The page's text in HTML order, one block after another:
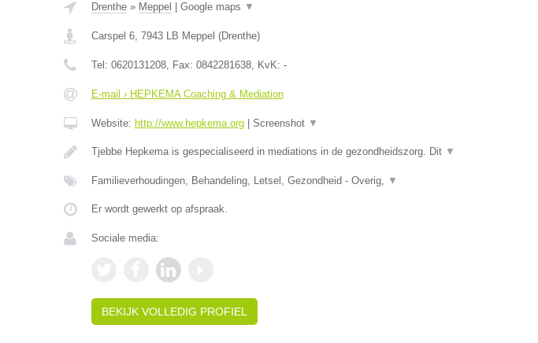
Drenthe» Meppel Google maps ▼
Carspel 6, 7943 LB Meppel (Drenthe)
Tel: 0620131208, Fax: 0842281638, KvK: -
E-mail › HEPKEMA Coaching & Mediation
Website: http://www.hepkema.org| Screenshot ▼
Tjebbe Hepkema is gespecialiseerd in mediations in de gezondheidszorg. Dit ▼
Familieverhoudingen, Behandeling, Letsel, Gezondheid - Overig, ▼
Er wordt gewerkt op afspraak.
Sociale media:
BEKIJK VOLLEDIG PROFIEL